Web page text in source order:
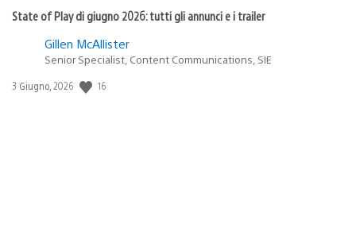
State of Play di giugno 2026: tutti gli annunci e i trailer
Gillen McAllister
Senior Specialist, Content Communications, SIE
Data
3 Giugno, 2026 16